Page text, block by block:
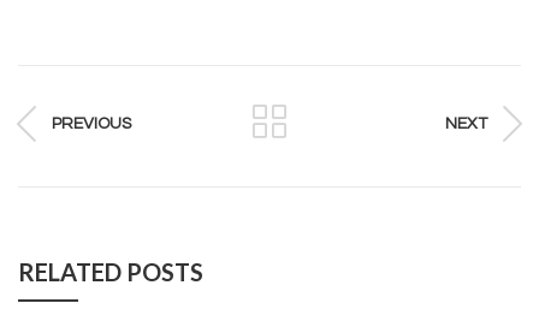
PREVIOUS NEXT
RELATED POSTS